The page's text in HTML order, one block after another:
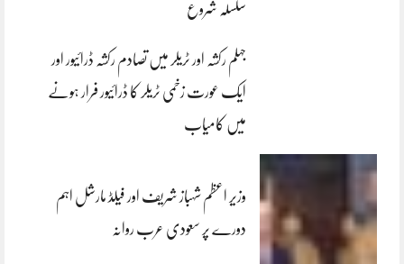
سلسلہ شروع
جہلم رکشہ اور ٹریلر میں تصادم رکشہ ڈرائیور اور
ایک عورت زخمی ٹریلر کا ڈرائیور فرار ہونے
میں کامیاب
وزیر اعظم شہباز شریف اور فیلڈ مارشل اہم
دورے پر سعودی عرب روانہ